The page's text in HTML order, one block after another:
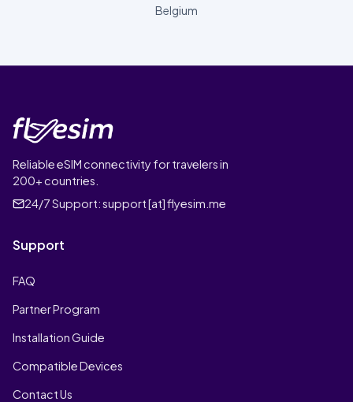
Belgium
Reliable eSIM connectivity for travelers in
200+ countries.
24/7 Support:support [at] flyesim.me
Support
FAQ
Partner Program
Installation Guide
Compatible Devices
Contact Us